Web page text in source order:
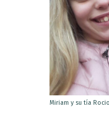
Miriam y su tía